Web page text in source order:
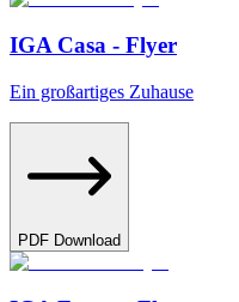
IGA Casa - Flyer
Ein großartiges Zuhause
PDF Download